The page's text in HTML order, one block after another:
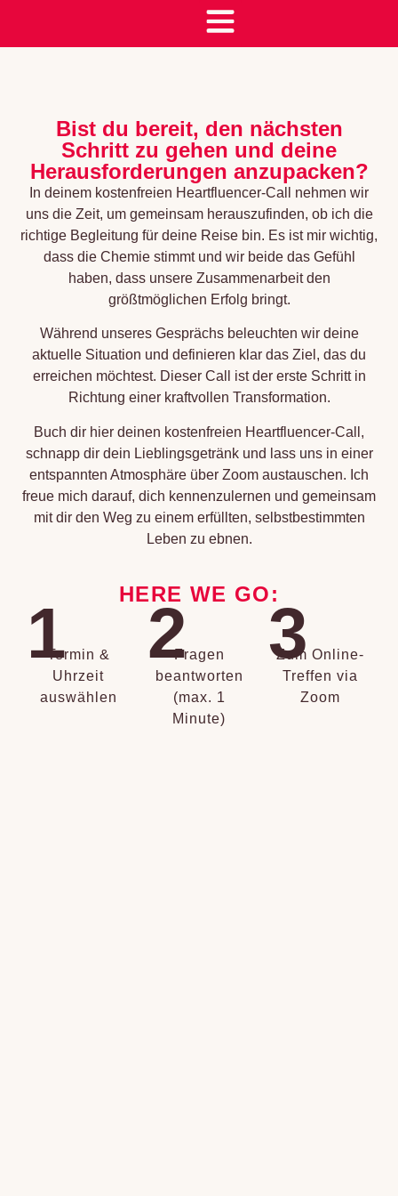
Bist du bereit, den nächsten
Schritt zu gehen und deine
Herausforderungen anzupacken?
In deinem kostenfreien Heartfluencer-Call nehmen wir
uns die Zeit, um gemeinsam herauszufinden, ob ich die
richtige Begleitung für deine Reise bin. Es ist mir wichtig,
dass die Chemie stimmt und wir beide das Gefühl
haben, dass unsere Zusammenarbeit den
größtmöglichen Erfolg bringt.
Während unseres Gesprächs beleuchten wir deine
aktuelle Situation und definieren klar das Ziel, das du
erreichen möchtest. Dieser Call ist der erste Schritt in
Richtung einer kraftvollen Transformation.
Buch dir hier deinen kostenfreien Heartfluencer-Call,
schnapp dir dein Lieblingsgetränk und lass uns in einer
entspannten Atmosphäre über Zoom austauschen. Ich
freue mich darauf, dich kennenzulernen und gemeinsam
mit dir den Weg zu einem erfüllten, selbstbestimmten
Leben zu ebnen.
HERE WE GO:
1
Termin &
Uhrzeit
auswählen
2Fragen
beantworten
(max. 1
Minute)
3
Zum Online-
Treffen via
Zoom